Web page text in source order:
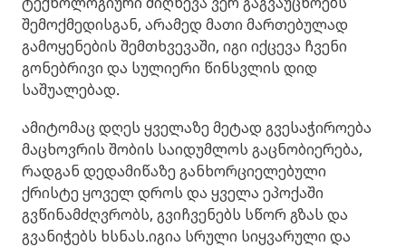
შემოქმედისგან, არამედ მათი მართებულად
გამოყენების შემთხვევაში, იგი იქცევა ჩვენი
გონებრივი და სულიერი წინსვლის დიდ
საშუალებად.
ამიტომაც დღეს ყველაზე მეტად გვესაჭიროება
მაცხოვრის შობის საიდუმლოს გაცნობიერება,
რადგან დედამიწაზე განხორციელებული
ქრისტე ყოველ დროს და ყველა ეპოქაში
გვწინამძღვრობს, გვიჩვენებს სწორ გზას და
გვანიჭებს ხსნას.იგია სრული სიყვარული და